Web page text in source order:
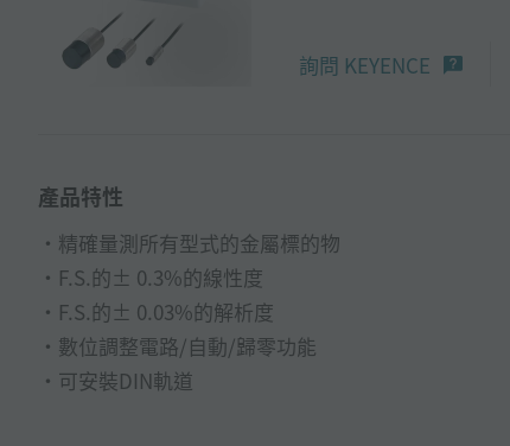
詢問 KEYENCE
產品特性
精確量測所有型式的金屬標的物
F.S.的± 0.3%的線性度
F.S.的± 0.03%的解析度
數位調整電路/自動/歸零功能
可安裝DIN軌道